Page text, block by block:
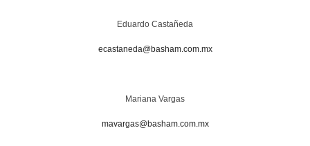
Eduardo Castañeda
ecastaneda@basham.com.mx
Mariana Vargas
mavargas@basham.com.mx